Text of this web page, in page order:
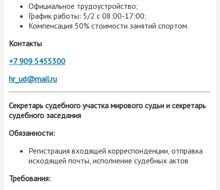
Официальное трудоустройство;
График работы: 5/2 с 08:00-17:00;
Компенсация 50% стоимости занятий спортом.
Контакты
+7 909 5455300
hr_ud@mail.ru
Секретарь судебного участка мирового судьи и секретарь
судебного заседания
Обязанности:
Регистрация входящей корреспонденции, отправка
исходящей почты, исполнение судебных актов
Требования: